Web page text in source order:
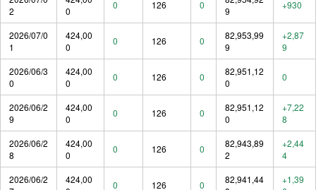
2
0
0 126 0
9
+930
2026/07/0
1
424,00
0
0 126 0
82,953,99
9
+2,87
9
2026/06/3
0
424,00
0
0 126 0
82,951,12
0
0
2026/06/2
9
424,00
0
0 126 0
82,951,12
0
+7,22
8
2026/06/2
8
424,00
0
0 126 0
82,943,89
2
+2,44
4
2026/06/2
424,00
0 126 0
82,941,44
+1,39